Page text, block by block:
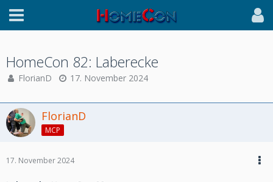
HomeCon 82: Laberecke
FlorianD 17. November 2024
FlorianD
MCP
17. November 2024